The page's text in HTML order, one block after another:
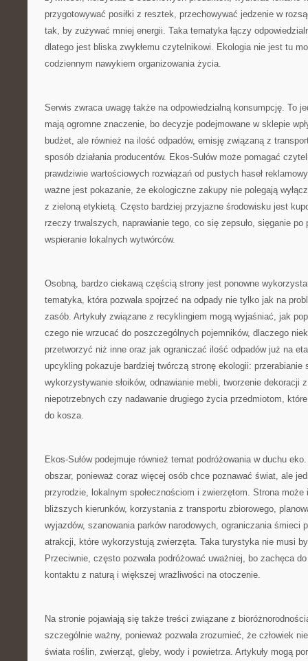
przygotowywać posiłki z resztek, przechowywać jedzenie w
tak, by zużywać mniej energii. Taka tematyka łączy
dlatego jest bliska zwykłemu czytelnikowi. Ekologia nie jest tu
codziennym nawykiem organizowania życia.
Serwis zwraca uwagę także na odpowiedzialną konsumpcję. To
mają ogromne znaczenie, bo decyzje podejmowane w sklepie
budżet, ale również na ilość odpadów, emisję związaną z
sposób działania producentów. Ekos-Sułów może pomagać
prawdziwie wartościowych rozwiązań od pustych haseł
ważne jest pokazanie, że ekologiczne zakupy nie polegają
z zieloną etykietą. Często bardziej przyjazne środowisku jest
rzeczy trwalszych, naprawianie tego, co się zepsuło, sięganie po
wspieranie lokalnych wytwórców.
Osobną, bardzo ciekawą częścią strony jest ponowne
tematyka, która pozwala spojrzeć na odpady nie tylko jak na
zasób. Artykuły związane z recyklingiem mogą wyjaśniać, jak
czego nie wrzucać do poszczególnych pojemników, dlaczego
przetworzyć niż inne oraz jak ograniczać ilość odpadów już na
upcykling pokazuje bardziej twórczą stronę ekologii: przerabianie
wykorzystywanie słoików, odnawianie mebli, tworzenie dekoracji
niepotrzebnych czy nadawanie drugiego życia przedmiotom,
do kosza.
Ekos-Sułów podejmuje również temat podróżowania w duchu
obszar, ponieważ coraz więcej osób chce poznawać świat, ale
przyrodzie, lokalnym społecznościom i zwierzętom. Strona może
bliższych kierunków, korzystania z transportu zbiorowego,
wyjazdów, szanowania parków narodowych, ograniczania śmieci
atrakcji, które wykorzystują zwierzęta. Taka turystyka nie musi
Przeciwnie, często pozwala podróżować uważniej, bo zachęca
kontaktu z naturą i większej wrażliwości na otoczenie.
Na stronie pojawiają się także treści związane z
szczególnie ważny, ponieważ pozwala zrozumieć, że człowiek
świata roślin, zwierząt, gleby, wody i powietrza. Artykuły mogą